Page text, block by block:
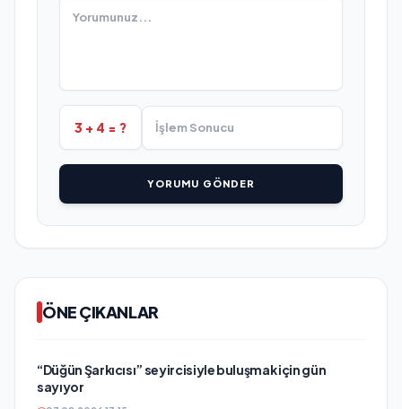
3 + 4 = ?
YORUMU GÖNDER
ÖNE ÇIKANLAR
“Düğün Şarkıcısı” seyircisiyle buluşmak için gün
sayıyor